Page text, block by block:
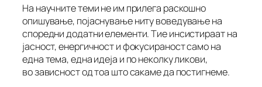
На научните теми не им прилега раскошно
опишување, појаснување ниту воведување на
споредни додатни елементи. Тие инсистираат на
јасност, енергичност и фокусираност само на
една тема, една идеја и по неколку ликови,
во зависност од тоа што сакаме да постигнеме.